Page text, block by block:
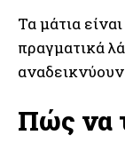
Τα μάτια
πραγματικά
Πώς να